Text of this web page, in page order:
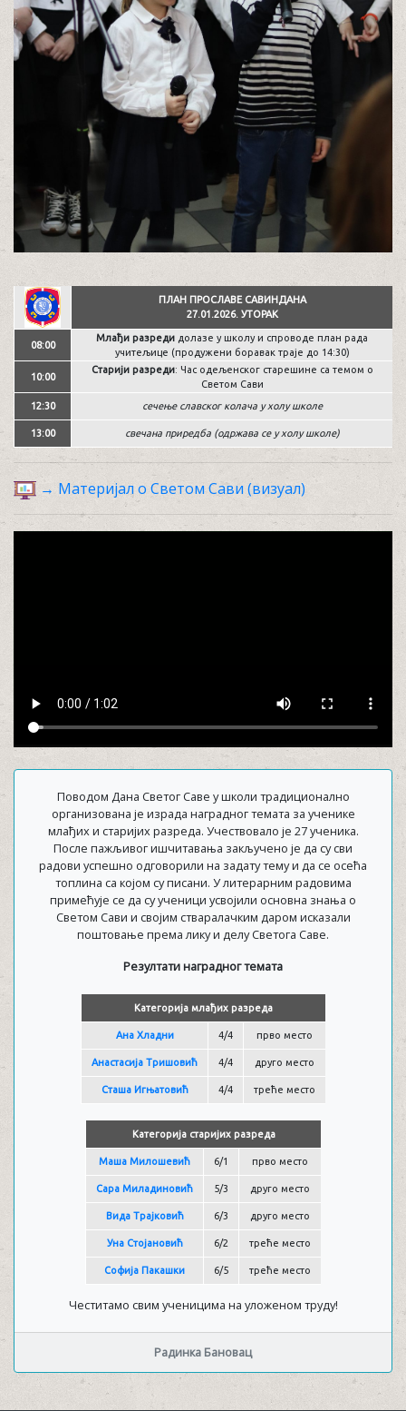
ПЛАН ПРОСЛАВЕ САВИНДАНА
27.01.2026. УТОРАК
08:00
Млађи разреди долазе у школу и спроводе план рада
учитељице (продужени боравак траје до 14:30)
10:00
Старији разреди: Час одељенског старешине са темом о
Светом Сави
12:30
сечење славског колача у холу школе
13:00 свечана приредба (одржава се у холу школе)
→ Материјал о Светом Сави (визуал)
Поводом Дана Светог Саве у школи традиционално
организована је израда наградног темата за ученике
млађих и старијих разреда. Учествовало је 27 ученика.
После пажљивог ишчитавања закључено је да су сви
радови успешно одговорили на задату тему и да се осећа
топлина са којом су писани. У литерарним радовима
примећује се да су ученици усвојили основна знања о
Светом Сави и својим стваралачким даром исказали
поштовање према лику и делу Светога Саве.
Резултати наградног темата
Категорија млађих разреда
Ана Хладни 4/4 прво место
Анастасија Тришовић 4/4 друго место
Сташа Игњатовић 4/4 треће место
Категорија старијих разреда
Маша Милошевић 6/1 прво место
Сара Миладиновић 5/3 друго место
Вида Трајковић 6/3 друго место
Уна Стојановић 6/2 треће место
Софија Пакашки 6/5 треће место
Честитамо свим ученицима на уложеном труду!
Радинка Бановац